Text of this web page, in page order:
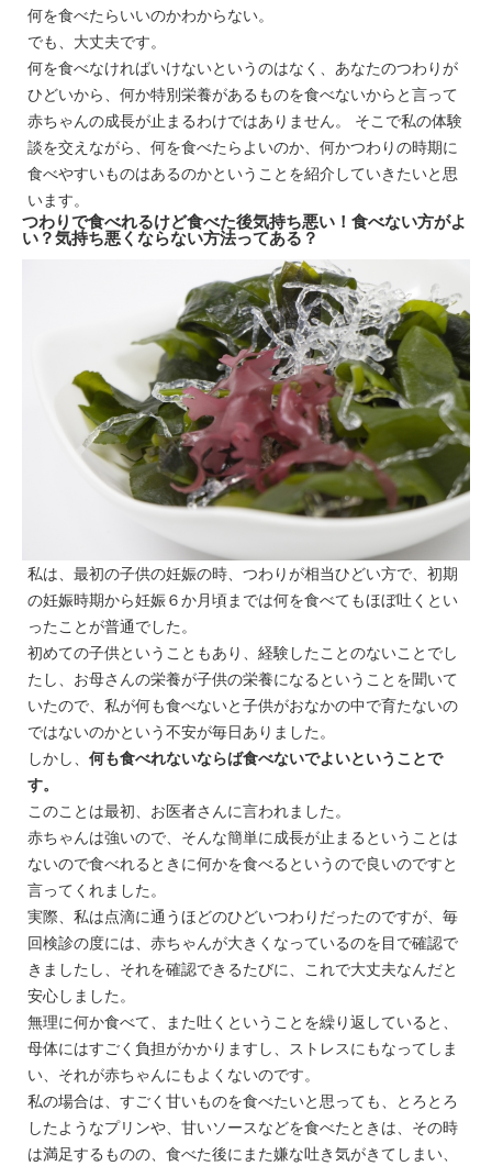
何を食べたらいいのかわからない。
でも、大丈夫です。
何を食べなければいけないというのはなく、あなたのつわりが
ひどいから、何か特別栄養があるものを食べないからと言って
赤ちゃんの成長が止まるわけではありません。 そこで私の体験
談を交えながら、何を食べたらよいのか、何かつわりの時期に
食べやすいものはあるのかということを紹介していきたいと思
います。
つわりで食べれるけど食べた後気持ち悪い！食べない方がよ
い？気持ち悪くならない方法ってある？
私は、最初の子供の妊娠の時、つわりが相当ひどい方で、初期
の妊娠時期から妊娠６か月頃までは何を食べてもほぼ吐くとい
ったことが普通でした。
初めての子供ということもあり、経験したことのないことでし
たし、お母さんの栄養が子供の栄養になるということを聞いて
いたので、私が何も食べないと子供がおなかの中で育たないの
ではないのかという不安が毎日ありました。
しかし、 何も食べれないならば食べないでよいということで
す。
このことは最初、お医者さんに言われました。
赤ちゃんは強いので、そんな簡単に成長が止まるということは
ないので食べれるときに何かを食べるというので良いのですと
言ってくれました。
実際、私は点滴に通うほどのひどいつわりだったのですが、毎
回検診の度には、赤ちゃんが大きくなっているのを目で確認で
きましたし、それを確認できるたびに、これで大丈夫なんだと
安心しました。
無理に何か食べて、また吐くということを繰り返していると、
母体にはすごく負担がかかりますし、ストレスにもなってしま
い、それが赤ちゃんにもよくないのです。
私の場合は、すごく甘いものを食べたいと思っても、とろとろ
したようなプリンや、甘いソースなどを食べたときは、その時
は満足するものの、食べた後にまた嫌な吐き気がきてしまい、